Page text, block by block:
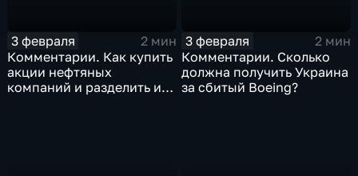
3 февраля
2 мин
Комментарии. Как купить
акции нефтяных
компаний и разделить их
3 февраля
2 мин
Комментарии. Сколько
должна получить Украина
за сбитый Boeing?